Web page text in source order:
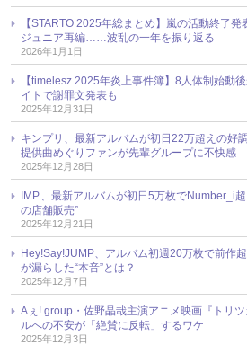
【STARTO 2025年総まとめ】嵐の活動終了発
ジュニア再編……波乱の一年を振り返る
2026年1月1日
【timelesz 2025年炎上事件簿】8人体制始
イトで謝罪文発表も
2025年12月31日
キンプリ、最新アルバムが初日22万超えの
提供曲めぐりファンが先輩グループに不快感
2025年12月28日
IMP.、最新アルバムが初日5万枚でNumber_i
の店舗販売”
2025年12月21日
Hey!Say!JUMP、アルバム初週20万枚で前作
が漏らした“本音”とは？
2025年12月7日
Aぇ! group・佐野晶哉主演アニメ映画『トリ
ルへの不安が「絶賛に反転」するワケ
2025年12月3日